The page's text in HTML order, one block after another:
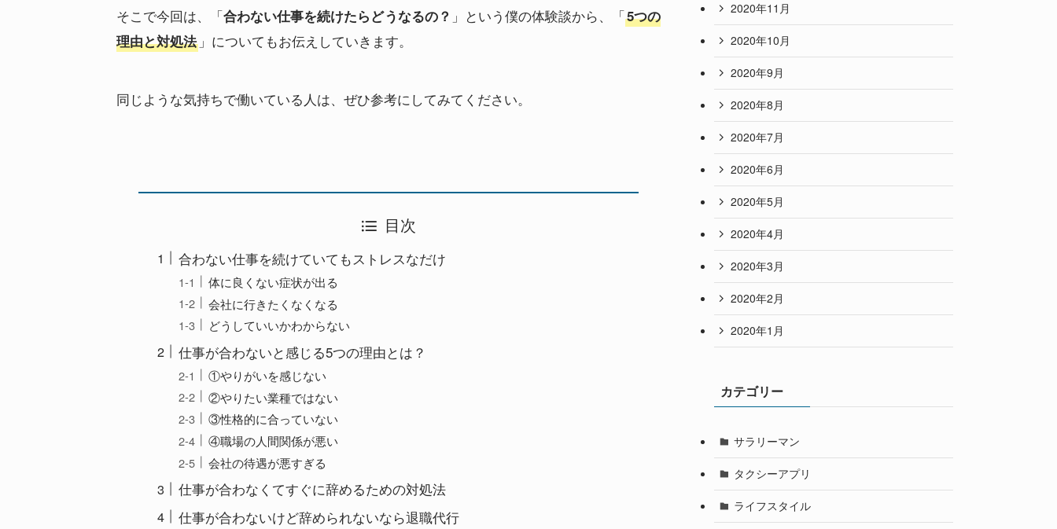
そこで今回は、「合わない仕事を続けたらどうなるの？ 」という僕の体験談から、「5つの
理由と対処法 」についてもお伝えしていきます。
同じような気持ちで働いている人は、ぜひ参考にしてみてください。
目次
合わない仕事を続けていてもストレスなだけ
体に良くない症状が出る
会社に行きたくなくなる
どうしていいかわからない
仕事が合わないと感じる5つの理由とは？
①やりがいを感じない
②やりたい業種ではない
③性格的に合っていない
④職場の人間関係が悪い
会社の待遇が悪すぎる
仕事が合わなくてすぐに辞めるための対処法
仕事が合わないけど辞められないなら退職代行
2020年11月
2020年10月
2020年9月
2020年8月
2020年7月
2020年6月
2020年5月
2020年4月
2020年3月
2020年2月
2020年1月
カテゴリー
サラリーマン
タクシーアプリ
ライフスタイル